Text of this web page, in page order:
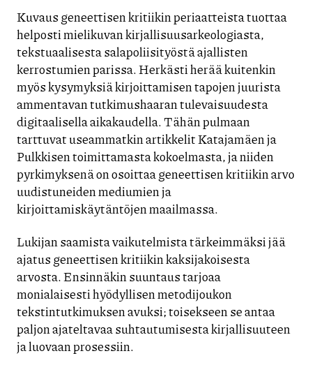
Kuvaus geneettisen kritiikin periaatteista tuottaa
helposti mielikuvan kirjallisuusarkeologiasta,
tekstuaalisesta salapoliisityöstä ajallisten
kerrostumien parissa. Herkästi herää kuitenkin
myös kysymyksiä kirjoittamisen tapojen juurista
ammentavan tutkimushaaran tulevaisuudesta
digitaalisella aikakaudella. Tähän pulmaan
tarttuvat useammatkin artikkelit Katajamäen ja
Pulkkisen toimittamasta kokoelmasta, ja niiden
pyrkimyksenä on osoittaa geneettisen kritiikin arvo
uudistuneiden mediumien ja
kirjoittamiskäytäntöjen maailmassa.
Lukijan saamista vaikutelmista tärkeimmäksi jää
ajatus geneettisen kritiikin kaksijakoisesta
arvosta. Ensinnäkin suuntaus tarjoaa
monialaisesti hyödyllisen metodijoukon
tekstintutkimuksen avuksi; toisekseen se antaa
paljon ajateltavaa suhtautumisesta kirjallisuuteen
ja luovaan prosessiin.